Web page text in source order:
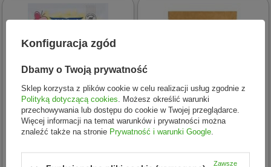
LITTLE ANGEL
Little Angel Chrupki
HELPA (kaszki)
Helpa − Kaszka 5 zbóż BIO −
Konfiguracja zgód
Dbamy o Twoją prywatność
Sklep korzysta z plików cookie w celu realizacji usług zgodnie z
Polityką dotyczącą cookies . Możesz określić warunki
przechowywania lub dostępu do cookie w Twojej przeglądarce.
Więcej informacji na temat warunków i prywatności można
znaleźć także na stronie Prywatność i warunki Google
Zawsze